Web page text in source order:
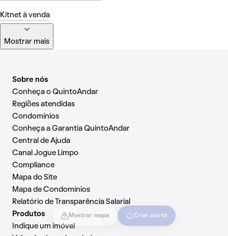
Mostrar mapa Criar alerta
Kitnet à venda
Mostrar mais
Sobre nós
Conheça o QuintoAndar
Regiões atendidas
Condomínios
Conheça a Garantia QuintoAndar
Central de Ajuda
Canal Jogue Limpo
Compliance
Mapa do Site
Mapa de Condomínios
Relatório de Transparência Salarial
Produtos
Indique um imóvel